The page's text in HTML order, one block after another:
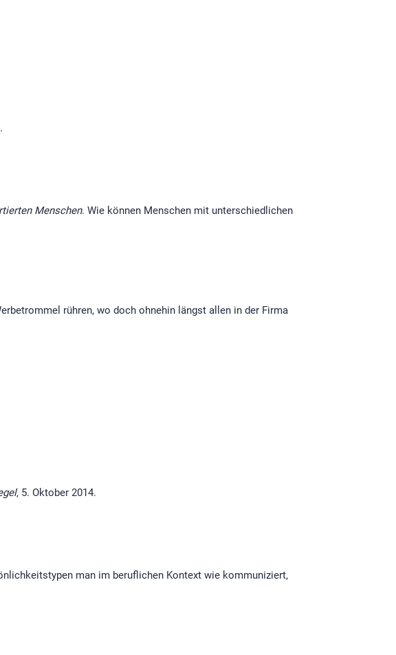
Menschen. Wie können Menschen mit unterschiedlichen
rühren, wo doch ohnehin längst allen in der Firma
, 5. Oktober 2014.
man im beruflichen Kontext wie kommuniziert,